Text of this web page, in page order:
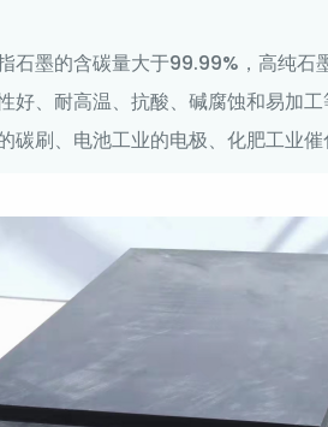
墨的含碳量大于99.99%，高纯
、耐高温、抗酸、碱腐蚀和易加
刷、电池工业的电极、化肥工业催